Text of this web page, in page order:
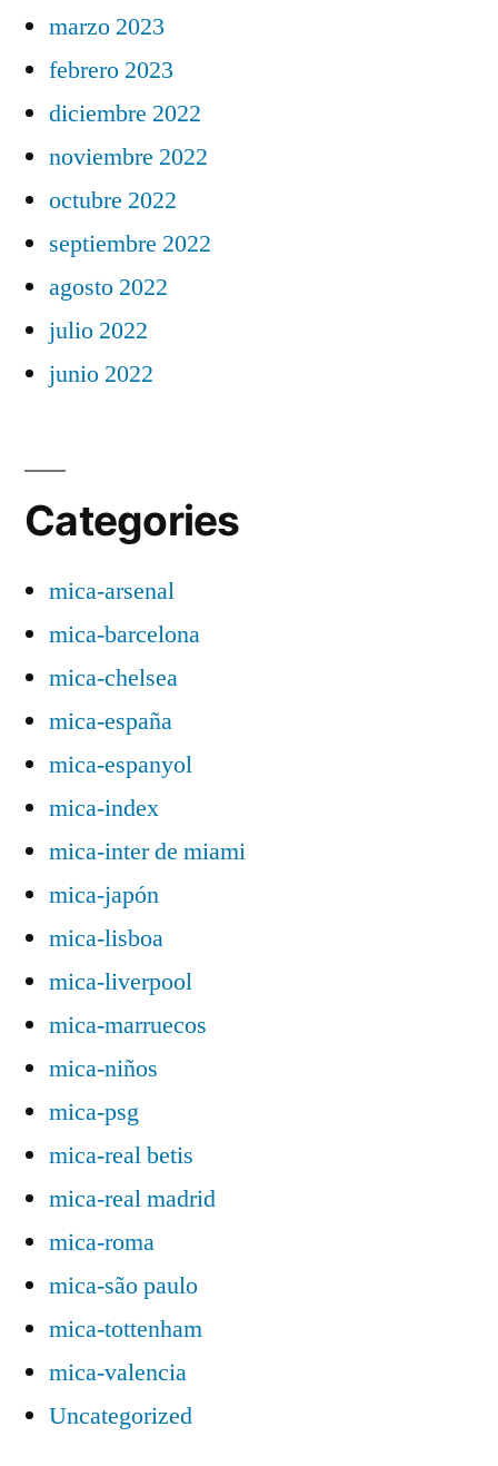
marzo 2023
febrero 2023
diciembre 2022
noviembre 2022
octubre 2022
septiembre 2022
agosto 2022
julio 2022
junio 2022
Categories
mica-arsenal
mica-barcelona
mica-chelsea
mica-españa
mica-espanyol
mica-index
mica-inter de miami
mica-japón
mica-lisboa
mica-liverpool
mica-marruecos
mica-niños
mica-psg
mica-real betis
mica-real madrid
mica-roma
mica-são paulo
mica-tottenham
mica-valencia
Uncategorized